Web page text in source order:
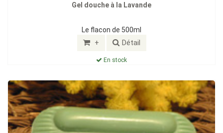
Gel douche à la Lavande
Le flacon de 500ml
+ Détail
En stock